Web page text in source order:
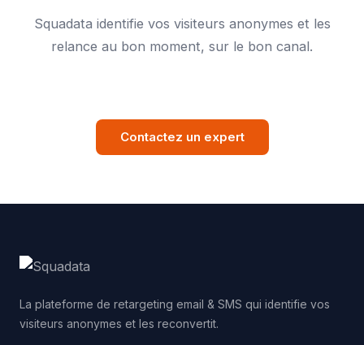
Squadata identifie vos visiteurs anonymes et les
relance au bon moment, sur le bon canal.
Contactez un expert
La plateforme de retargeting email & SMS qui identifie vos
visiteurs anonymes et les reconvertit.